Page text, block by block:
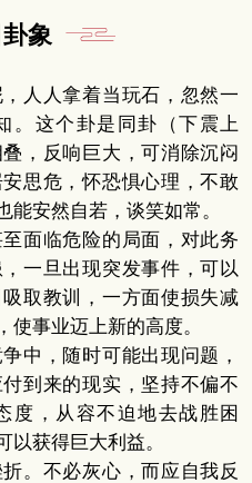
象
，人人拿着当玩石，忽然一
。这个卦是同卦（下震上
，反响巨大，可消除沉闷
思危，怀恐惧心理，不敢
安然自若，谈笑如常。
至面临危险的局面，对此务
一旦出现突发事件，可以
取教训，一方面使损失减
使事业迈上新的高度。
中，随时可能出现问题，
到来的现实，坚持不偏不
度，从容不迫地去战胜困
获得巨大利益。
折。不必灰心，而应自我反